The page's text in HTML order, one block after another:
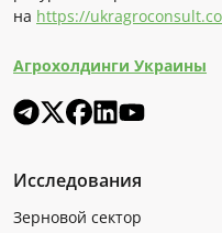
на https://
Агрохолдинги Украины
Исследования
Зерновой сектор